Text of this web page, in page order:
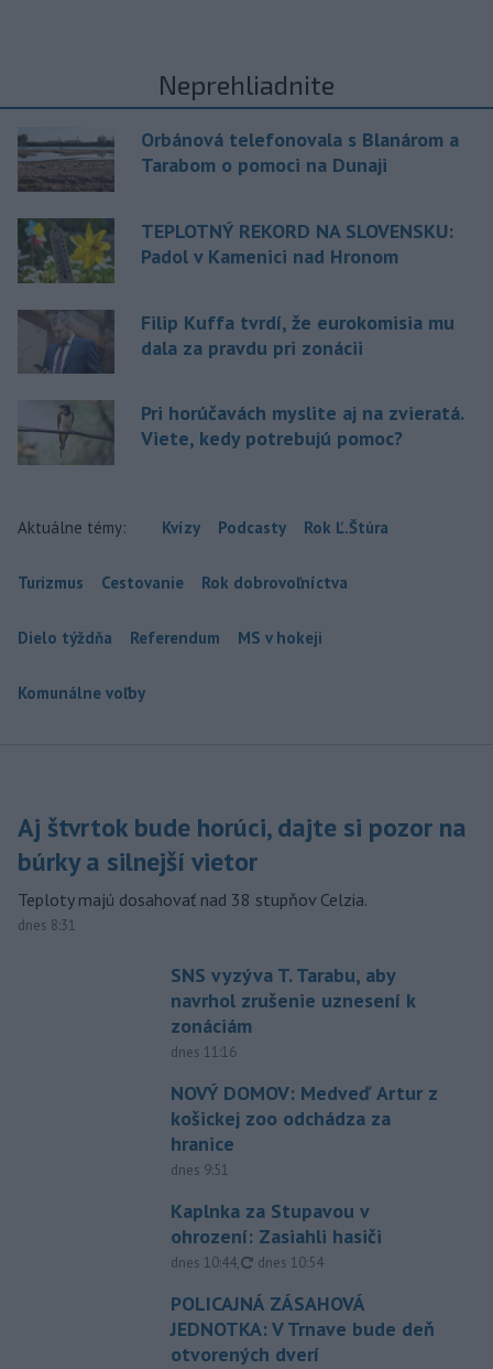
Neprehliadnite
Orbánová telefonovala s Blanárom a
Tarabom o pomoci na Dunaji
TEPLOTNÝ REKORD NA SLOVENSKU:
Padol v Kamenici nad Hronom
Filip Kuffa tvrdí, že eurokomisia mu
dala za pravdu pri zonácii
Pri horúčavách myslite aj na zvieratá.
Viete, kedy potrebujú pomoc?
Aktuálne témy: Kvízy Podcasty Rok Ľ.Štúra
Turizmus Cestovanie Rok dobrovoľníctva
Dielo týždňa Referendum MS v hokeji
Komunálne voľby
Aj štvrtok bude horúci, dajte si pozor na
búrky a silnejší vietor
Teploty majú dosahovať nad 38 stupňov Celzia.
dnes 8:31
SNS vyzýva T. Tarabu, aby
navrhol zrušenie uznesení k
zonáciám
dnes 11:16
NOVÝ DOMOV: Medveď Artur z
košickej zoo odchádza za
hranice
dnes 9:51
Kaplnka za Stupavou v
ohrození: Zasiahli hasiči
dnes 10:44, aktualizované
dnes 10:54
POLICAJNÁ ZÁSAHOVÁ
JEDNOTKA: V Trnave bude deň
otvorených dverí